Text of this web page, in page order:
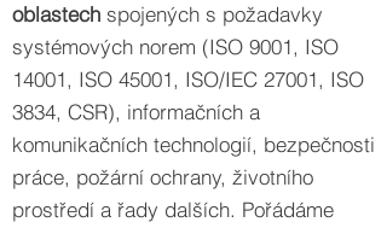
oblastech spojených s požadavky
systémových norem (ISO 9001, ISO
14001, ISO 45001, ISO/IEC 27001, ISO
3834, CSR), informačních a
komunikačních technologií, bezpečnosti
práce, požární ochrany, životního
prostředí a řady dalších. Pořádáme